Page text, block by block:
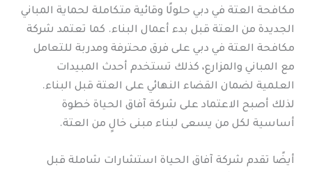
مكافحة العتة في دبي حلولًا وقائية متكاملة لحماية المباني
الجديدة من العتة قبل بدء أعمال البناء. كما تعتمد شركة
مكافحة العتة في دبي على فرق محترفة ومدربة للتعامل
مع المباني والمزارع، كذلك تستخدم أحدث المبيدات
العلمية لضمان القضاء النهائي على العتة قبل البناء.
لذلك أصبح الاعتماد على شركة آفاق الحياة خطوة
أساسية لكل من يسعى لبناء مبنى خالٍ من العتة.
أيضًا تقدم شركة آفاق الحياة استشارات شاملة قبل